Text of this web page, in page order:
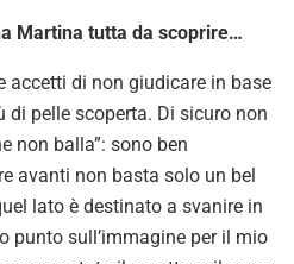
Martina tutta da scoprire…
accetti di non giudicare in base
di pelle scoperta. Di sicuro non
non balla”: sono ben
avanti non basta solo un bel
lato è destinato a svanire in
punto sull’immagine per il mio